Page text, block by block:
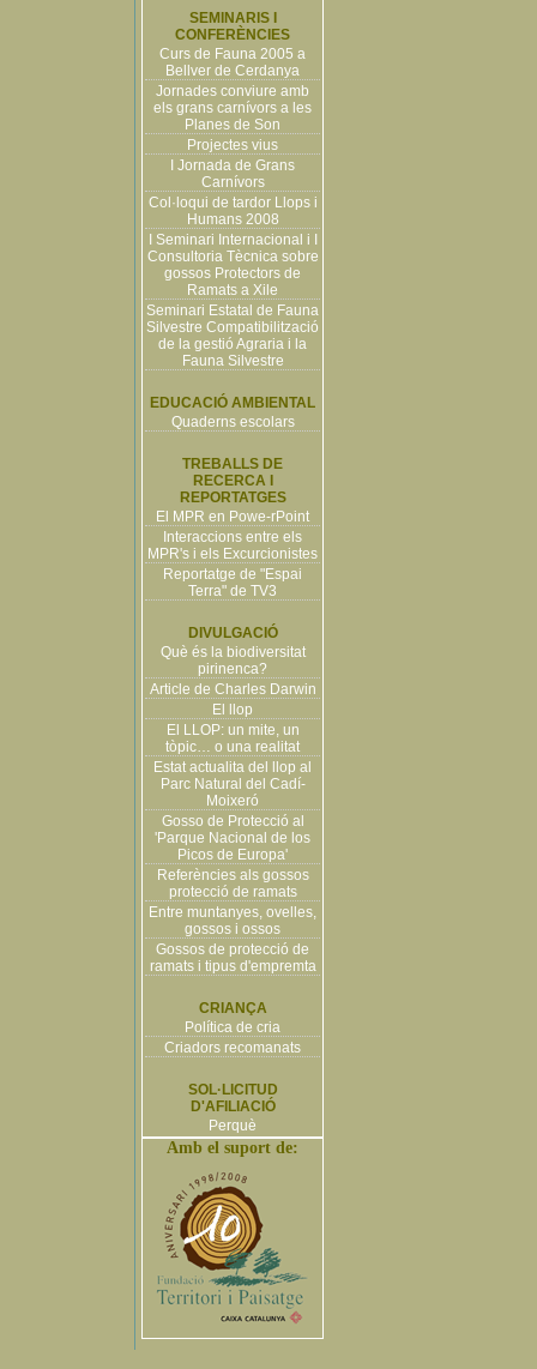
SEMINARIS I
CONFERÈNCIES
Curs de Fauna 2005 a
Bellver de Cerdanya
Jornades conviure amb
els grans carnívors a les
Planes de Son
Projectes vius
I Jornada de Grans
Carnívors
Col·loqui de tardor Llops i
Humans 2008
I Seminari Internacional i I
Consultoria Tècnica sobre
gossos Protectors de
Ramats a Xile
Seminari Estatal de Fauna
Silvestre Compatibilització
de la gestió Agraria i la
Fauna Silvestre
EDUCACIÓ AMBIENTAL
Quaderns escolars
TREBALLS DE
RECERCA I
REPORTATGES
El MPR en Powe-rPoint
Interaccions entre els
MPR's i els Excurcionistes
Reportatge de "Espai
Terra" de TV3
DIVULGACIÓ
Què és la biodiversitat
pirinenca?
Article de Charles Darwin
El llop
El LLOP: un mite, un
tòpic… o una realitat
Estat actualita del llop al
Parc Natural del Cadí-
Moixeró
Gosso de Protecció al
'Parque Nacional de los
Picos de Europa'
Referències als gossos
protecció de ramats
Entre muntanyes, ovelles,
gossos i ossos
Gossos de protecció de
ramats i tipus d'empremta
CRIANÇA
Política de cria
Criadors recomanats
SOL·LICITUD
D'AFILIACIÓ
Perquè
Amb el suport de: